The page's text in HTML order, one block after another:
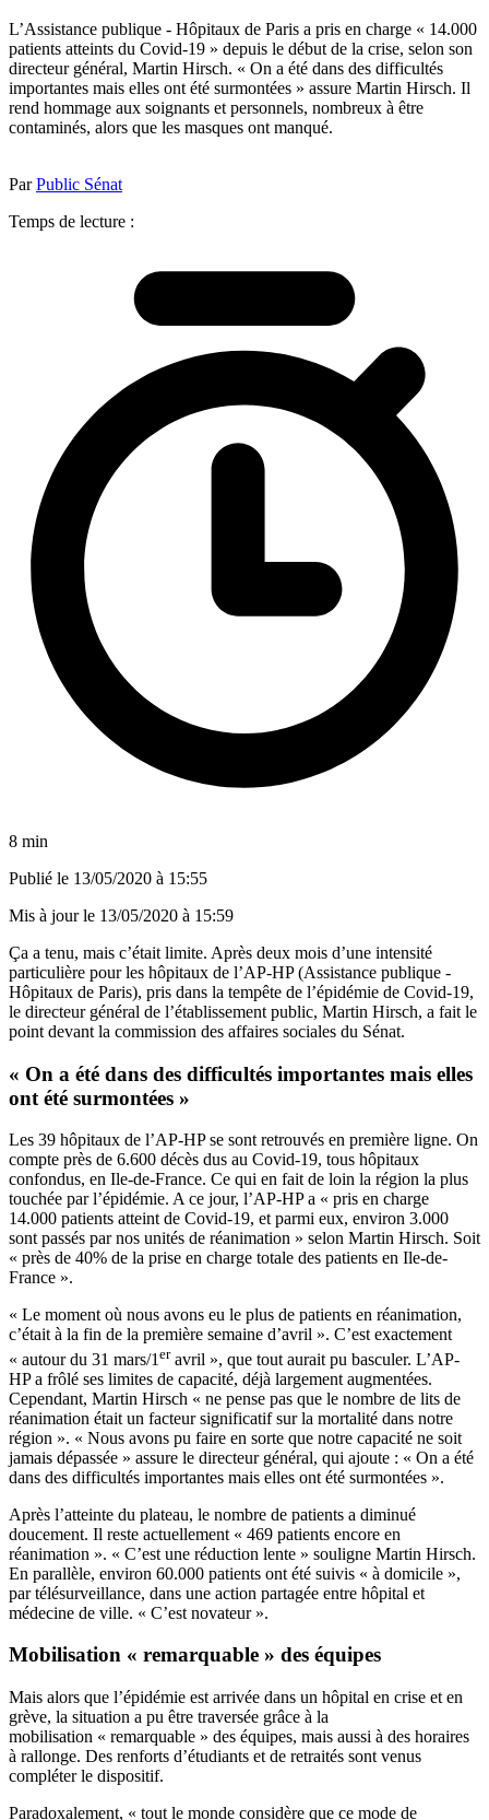
L’Assistance publique - Hôpitaux de Paris a pris en charge « 14.000
patients atteints du Covid-19 » depuis le début de la crise, selon son
directeur général, Martin Hirsch. « On a été dans des difficultés
importantes mais elles ont été surmontées » assure Martin Hirsch. Il
rend hommage aux soignants et personnels, nombreux à être
contaminés, alors que les masques ont manqué.
ParPublic Sénat
Temps de lecture :
8 min
Publié le 13/05/2020 à 15:55
Mis à jour le 13/05/2020 à 15:59
Ça a tenu, mais c’était limite. Après deux mois d’une intensité
particulière pour les hôpitaux de l’AP-HP (Assistance publique -
Hôpitaux de Paris), pris dans la tempête de l’épidémie de Covid-19,
le directeur général de l’établissement public, Martin Hirsch, a fait le
point devant la commission des affaires sociales du Sénat.
« On a été dans des difficultés importantes mais elles
ont été surmontées »
Les 39 hôpitaux de l’AP-HP se sont retrouvés en première ligne. On
compte près de 6.600 décès dus au Covid-19, tous hôpitaux
confondus, en Ile-de-France. Ce qui en fait de loin la région la plus
touchée par l’épidémie. A ce jour, l’AP-HP a « pris en charge
14.000 patients atteint de Covid-19, et parmi eux, environ 3.000
sont passés par nos unités de réanimation » selon Martin Hirsch. Soit
« près de 40% de la prise en charge totale des patients en Ile-de-
France ».
« Le moment où nous avons eu le plus de patients en réanimation,
c’était à la fin de la première semaine d’avril ». C’est exactement
« autour du 31 mars/1 eravril », que tout aurait pu basculer. L’AP-
HP a frôlé ses limites de capacité, déjà largement augmentées.
Cependant, Martin Hirsch « ne pense pas que le nombre de lits de
réanimation était un facteur significatif sur la mortalité dans notre
région ». « Nous avons pu faire en sorte que notre capacité ne soit
jamais dépassée » assure le directeur général, qui ajoute : « On a été
dans des difficultés importantes mais elles ont été surmontées ».
Après l’atteinte du plateau, le nombre de patients a diminué
doucement. Il reste actuellement « 469 patients encore en
réanimation ». « C’est une réduction lente » souligne Martin Hirsch.
En parallèle, environ 60.000 patients ont été suivis « à domicile »,
par télésurveillance, dans une action partagée entre hôpital et
médecine de ville. « C’est novateur ».
Mobilisation « remarquable » des équipes
Mais alors que l’épidémie est arrivée dans un hôpital en crise et en
grève, la situation a pu être traversée grâce à la
mobilisation « remarquable » des équipes, mais aussi à des horaires
à rallonge. Des renforts d’étudiants et de retraités sont venus
compléter le dispositif.
Paradoxalement, « tout le monde considère que ce mode de